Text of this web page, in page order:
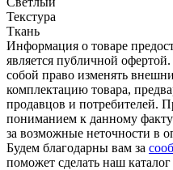
Текстура
Ткань
Информация о товаре
является публичной
собой право изменять
комплектацию товара,
продавцов и потребителей.
пониманием к данному
за возможные неточности в
Будем благодарны вам за
поможет сделать наш